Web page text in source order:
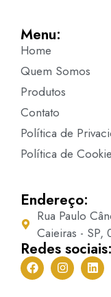
Menu:
Home
Quem Somos
Produtos
Contato
Política de
Política de
Endereço:
Rua Paulo
Caieiras - SP,
Redes sociais: